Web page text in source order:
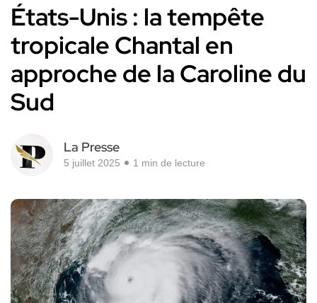
États-Unis : la tempête
tropicale Chantal en
approche de la Caroline du
Sud
La Presse
5 juillet 2025 1 min de lecture